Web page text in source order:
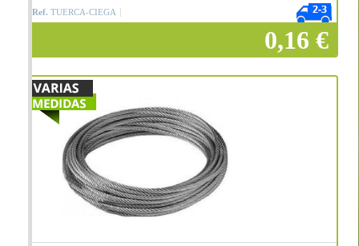
Ref. TUERCA-CIEGA
0,16 €